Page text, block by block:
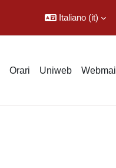
Italiano ‎(it)‎
Orari Uniweb Webmail